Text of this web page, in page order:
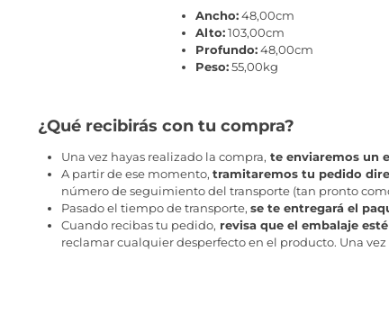
Ancho:48,00cm
Alto:103,00cm
Profundo:48,00cm
Peso:55,00kg
¿Qué recibirás con tu compra?
Una vez hayas realizado la compra, te enviaremos un
A partir de ese momento, tramitaremos tu pedido
número de seguimiento del transporte (tan pronto
Pasado el tiempo de transporte, se te entregará el
Cuando recibas tu pedido, revisa que el embalaje
reclamar cualquier desperfecto en el producto. Una